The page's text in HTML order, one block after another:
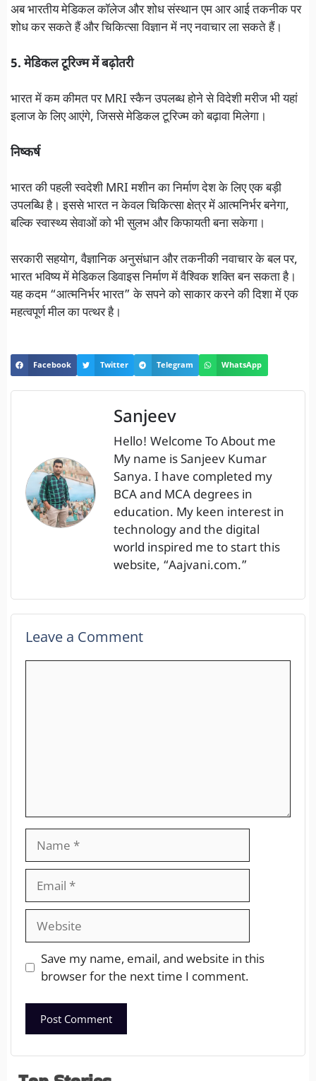
अब भारतीय मेडिकल कॉलेज और शोध संस्थान एम आर आई तकनीक पर
शोध कर सकते हैं और चिकित्सा विज्ञान में नए नवाचार ला सकते हैं।
5. मेडिकल टूरिज्म में बढ़ोतरी
भारत में कम कीमत पर MRI स्कैन उपलब्ध होने से विदेशी मरीज भी यहां
इलाज के लिए आएंगे, जिससे मेडिकल टूरिज्म को बढ़ावा मिलेगा।
निष्कर्ष
भारत की पहली स्वदेशी MRI मशीन का निर्माण देश के लिए एक बड़ी
उपलब्धि है। इससे भारत न केवल चिकित्सा क्षेत्र में आत्मनिर्भर बनेगा,
बल्कि स्वास्थ्य सेवाओं को भी सुलभ और किफायती बना सकेगा।
सरकारी सहयोग, वैज्ञानिक अनुसंधान और तकनीकी नवाचार के बल पर,
भारत भविष्य में मेडिकल डिवाइस निर्माण में वैश्विक शक्ति बन सकता है।
यह कदम “आत्मनिर्भर भारत” के सपने को साकार करने की दिशा में एक
महत्वपूर्ण मील का पत्थर है।
Facebook Twitter Telegram WhatsApp
Sanjeev
Hello! Welcome To About me
My name is Sanjeev Kumar
Sanya. I have completed my
BCA and MCA degrees in
education. My keen interest in
technology and the digital
world inspired me to start this
website, “Aajvani.com.”
Leave a Comment
Save my name, email, and website in this
browser for the next time I comment.